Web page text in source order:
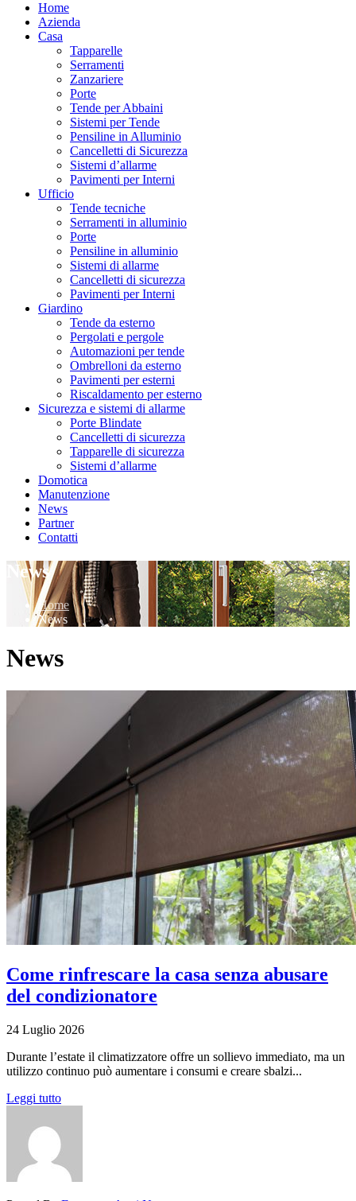
Home
Azienda
Casa
Tapparelle
Serramenti
Zanzariere
Porte
Tende per Abbaini
Sistemi per Tende
Pensiline in Alluminio
Cancelletti di Sicurezza
Sistemi d’allarme
Pavimenti per Interni
Ufficio
Tende tecniche
Serramenti in alluminio
Porte
Pensiline in alluminio
Sistemi di allarme
Cancelletti di sicurezza
Pavimenti per Interni
Giardino
Tende da esterno
Pergolati e pergole
Automazioni per tende
Ombrelloni da esterno
Pavimenti per esterni
Riscaldamento per esterno
Sicurezza e sistemi di allarme
Porte Blindate
Cancelletti di sicurezza
Tapparelle di sicurezza
Sistemi d’allarme
Domotica
Manutenzione
News
Partner
Contatti
News
Home
News
News
Come rinfrescare la casa senza abusare
del condizionatore
24 Luglio 2026
Durante l’estate il climatizzatore offre un sollievo immediato, ma un
utilizzo continuo può aumentare i consumi e creare sbalzi...
Leggi tutto